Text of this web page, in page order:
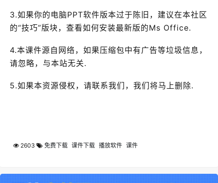
3.如果你的电脑PPT软件版本过于陈旧，建议在本社区
的“技巧”版块，查看如何安装最新版的Ms Office.
4.本课件源自网络，如果压缩包中有广告等垃圾信息，
请忽略，与本站无关.
5.如果本资源侵权，请联系我们，我们将马上删除.
2603 免费下载 课件下载 播放软件 课件